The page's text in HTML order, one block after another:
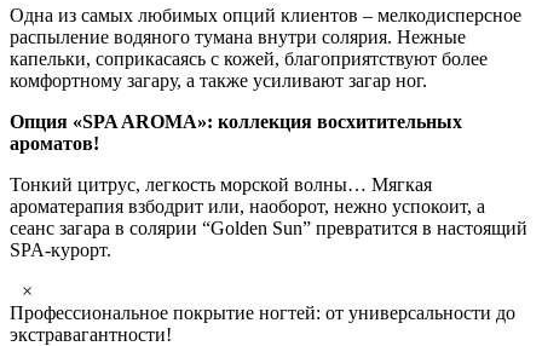
Одна из самых любимых опций клиентов – мелкодисперсное
распыление водяного тумана внутри солярия. Нежные
капельки, соприкасаясь с кожей, благоприятствуют более
комфортному загару, а также усиливают загар ног.
Опция «SPA AROMA»: коллекция восхитительных
ароматов!
Тонкий цитрус, легкость морской волны… Мягкая
ароматерапия взбодрит или, наоборот, нежно успокоит, а
сеанс загара в солярии “Golden Sun” превратится в настоящий
SPA-курорт.
×
Профессиональное покрытие ногтей: от универсальности до
экстравагантности!